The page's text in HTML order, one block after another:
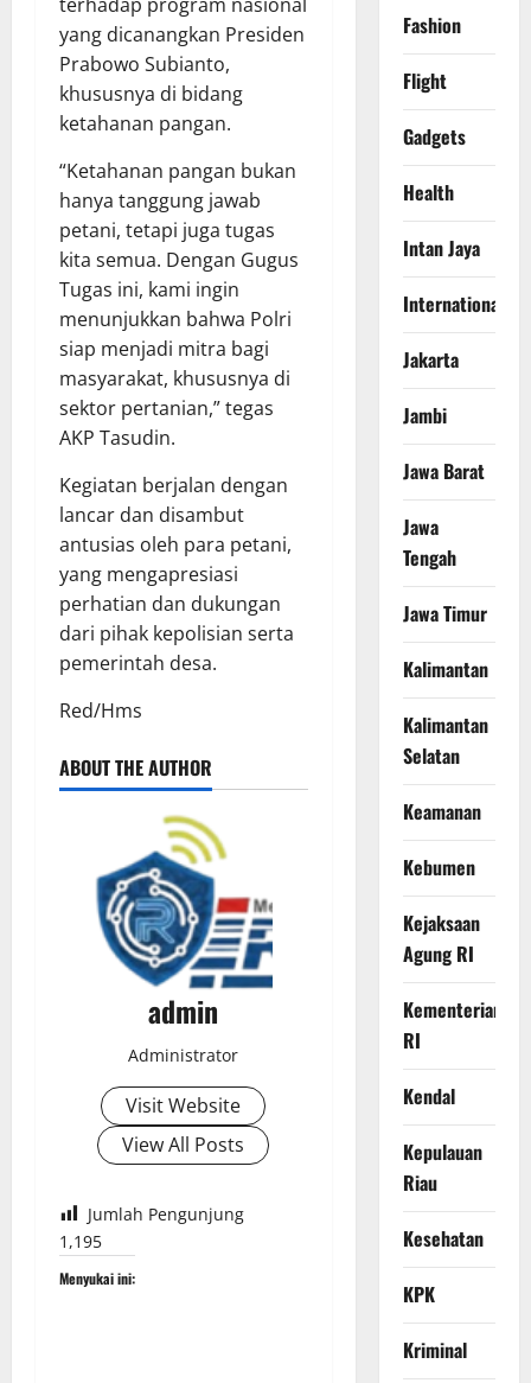
yang dicanangkan Presiden
Prabowo Subianto,
khususnya di bidang
ketahanan pangan.
“Ketahanan pangan bukan
hanya tanggung jawab
petani, tetapi juga tugas
kita semua. Dengan Gugus
Tugas ini, kami ingin
menunjukkan bahwa Polri
siap menjadi mitra bagi
masyarakat, khususnya di
sektor pertanian,” tegas
AKP Tasudin.
Kegiatan berjalan dengan
lancar dan disambut
antusias oleh para petani,
yang mengapresiasi
perhatian dan dukungan
dari pihak kepolisian serta
pemerintah desa.
Red/Hms
ABOUT THE AUTHOR
admin
Administrator
Visit Website
View All Posts
Jumlah Pengunjung
1,195
Menyukai ini:
Fashion
Flight
Gadgets
Health
Intan Jaya
International
Jakarta
Jambi
Jawa Barat
Jawa
Tengah
Jawa Timur
Kalimantan
Kalimantan
Selatan
Keamanan
Kebumen
Kejaksaan
Agung RI
Kementerian
RI
Kendal
Kepulauan
Riau
Kesehatan
KPK
Kriminal